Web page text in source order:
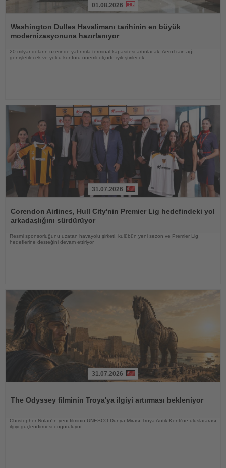
Oku
01.08.2026
Washington Dulles Havalimanı tarihinin en büyük
modernizasyonuna hazırlanıyor
20 milyar doların üzerinde yatırımla terminal kapasitesi artırılacak, AeroTrain ağı
genişletilecek ve yolcu konforu önemli ölçüde iyileştirilecek
Oku
31.07.2026
Corendon Airlines, Hull City'nin Premier Lig hedefindeki yol
arkadaşlığını sürdürüyor
Resmi sponsorluğunu uzatan havayolu şirketi, kulübün yeni sezon ve Premier Lig
hedeflerine desteğini devam ettiriyor
31.07.2026
The Odyssey filminin Troya'ya ilgiyi artırması bekleniyor
Christopher Nolan'ın yeni filminin UNESCO Dünya Mirası Troya Antik Kenti'ne uluslararası
ilgiyi güçlendirmesi öngörülüyor